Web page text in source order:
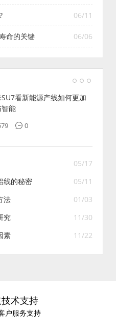
06/11
06/06
命的关键
看新能源产线如何更加
能
0
05/17
05/11
线的秘密
01/03
法
11/30
究
11/22
素
术支持
户服务支持